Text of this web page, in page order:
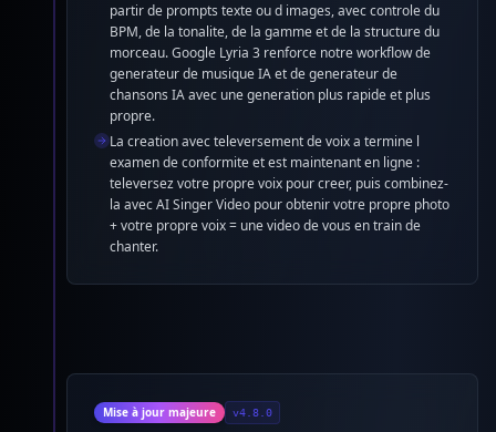
partir de prompts texte ou d images, avec controle du
BPM, de la tonalite, de la gamme et de la structure du
morceau. Google Lyria 3 renforce notre workflow de
generateur de musique IA et de generateur de
chansons IA avec une generation plus rapide et plus
propre.
La creation avec televersement de voix a termine l
examen de conformite et est maintenant en ligne :
televersez votre propre voix pour creer, puis combinez-
la avec AI Singer Video pour obtenir votre propre photo
+ votre propre voix = une video de vous en train de
chanter.
Mise à jour majeure v4.8.0